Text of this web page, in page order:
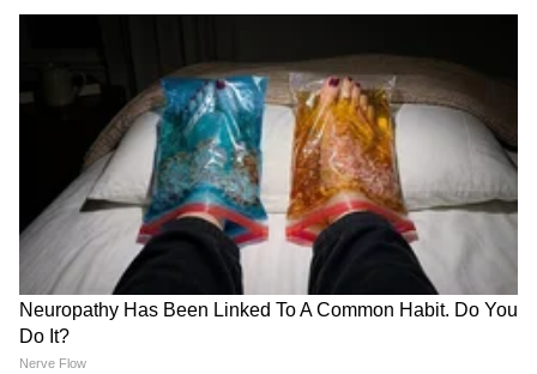
आहेत. ते राजकीय आणि महाराष्ट्रातील घडामोडींचं वार्तांकन करतात. त्यांनी
यांनी अर्थसाक्षर. कॉम येथे संपादक, तसेच दैनिक सकाळ येथे उपसंपादक
म्हणून काम पाहिलं आहे.
महाराष्ट्र बातम्या
Follow Us